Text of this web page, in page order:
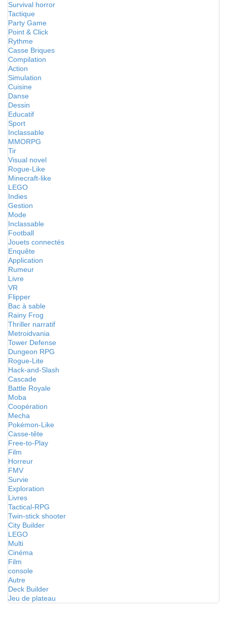
Survival horror
Tactique
Party Game
Point & Click
Rythme
Casse Briques
Compilation
Action
Simulation
Cuisine
Danse
Dessin
Educatif
Sport
Inclassable
MMORPG
Tir
Visual novel
Rogue-Like
Minecraft-like
LEGO
Indies
Gestion
Mode
Inclassable
Football
Jouets connectés
Enquête
Application
Rumeur
Livre
VR
Flipper
Bac à sable
Rainy Frog
Thriller narratif
Metroidvania
Tower Defense
Dungeon RPG
Rogue-Lite
Hack-and-Slash
Cascade
Battle Royale
Moba
Coopération
Mecha
Pokémon-Like
Casse-tête
Free-to-Play
Film
Horreur
FMV
Survie
Exploration
Livres
Tactical-RPG
Twin-stick shooter
City Builder
LEGO
Multi
Cinéma
Film
console
Autre
Deck Builder
Jeu de plateau